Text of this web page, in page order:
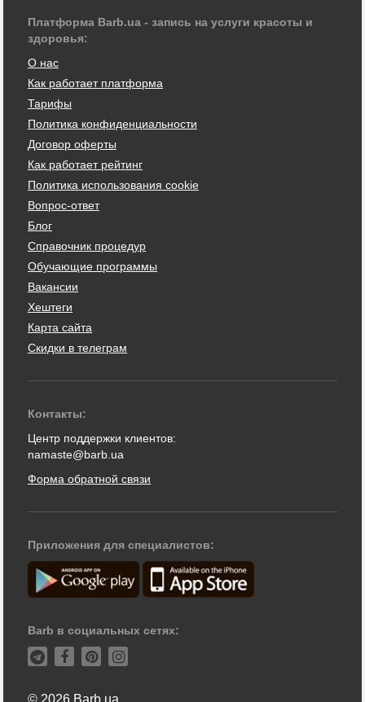
Платформа Barb.ua - запись на услуги красоты и
здоровья:
О нас
Как работает платформа
Тарифы
Политика конфиденциальности
Договор оферты
Как работает рейтинг
Политика использования cookie
Вопрос-ответ
Блог
Справочник процедур
Обучающие программы
Вакансии
Хештеги
Карта сайта
Скидки в телеграм
Контакты:
Центр поддержки клиентов:
namaste@barb.ua
Форма обратной связи
Приложения для специалистов:
Barb в социальных сетях:
© 2026 Barb.ua